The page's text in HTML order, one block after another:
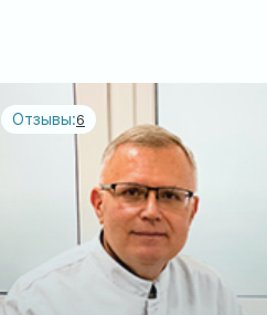
Отзывы:6